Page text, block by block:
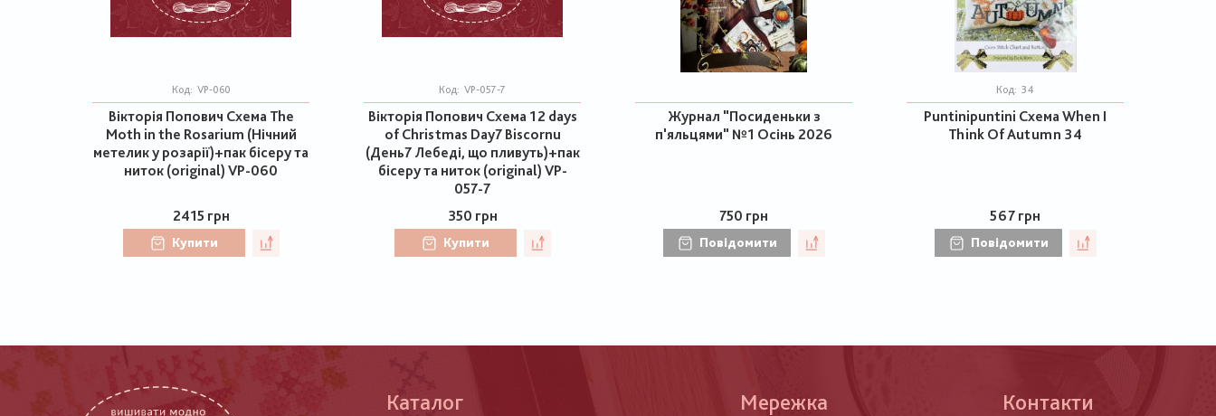
Код: VP-060
Вікторія Попович Схема The
Moth in the Rosarium (Нічний
метелик у розарії)+пак бісеру та
ниток (original) VP-060
2415 грн
Купити
Код: VP-057-7
Вікторія Попович Схема 12 days
of Christmas Day7 Biscornu
(День7 Лебеді, що пливуть)+пак
бісеру та ниток (original) VP-
057-7
350 грн
Купити
Журнал "Посиденьки з
п'яльцями" №1 Осінь 2026
750 грн
Повідомити
Код: 34
Puntinipuntini Схема When I
Think Of Autumn 34
567 грн
Повідомити
Каталог
Меню
Мережка Контакти